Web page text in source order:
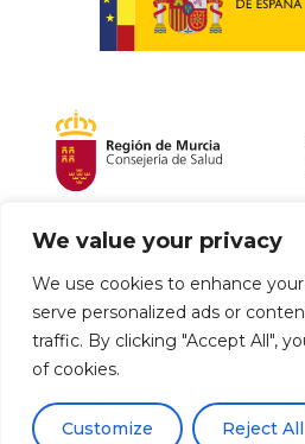
We value your privacy
We use cookies to enhance
serve personalized ads or
traffic. By clicking "Accept All",
of cookies.
Customize Reject All
Política de envío y
Política de privacidad